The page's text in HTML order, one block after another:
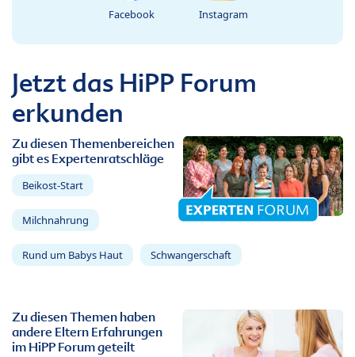
Facebook Instagram
Jetzt das HiPP Forum
erkunden
Zu diesen Themenbereichen
gibt es Expertenratschläge
Beikost-Start
Milchnahrung
Rund um Babys Haut Schwangerschaft
Zu diesen Themen haben
andere Eltern Erfahrungen
im HiPP Forum geteilt